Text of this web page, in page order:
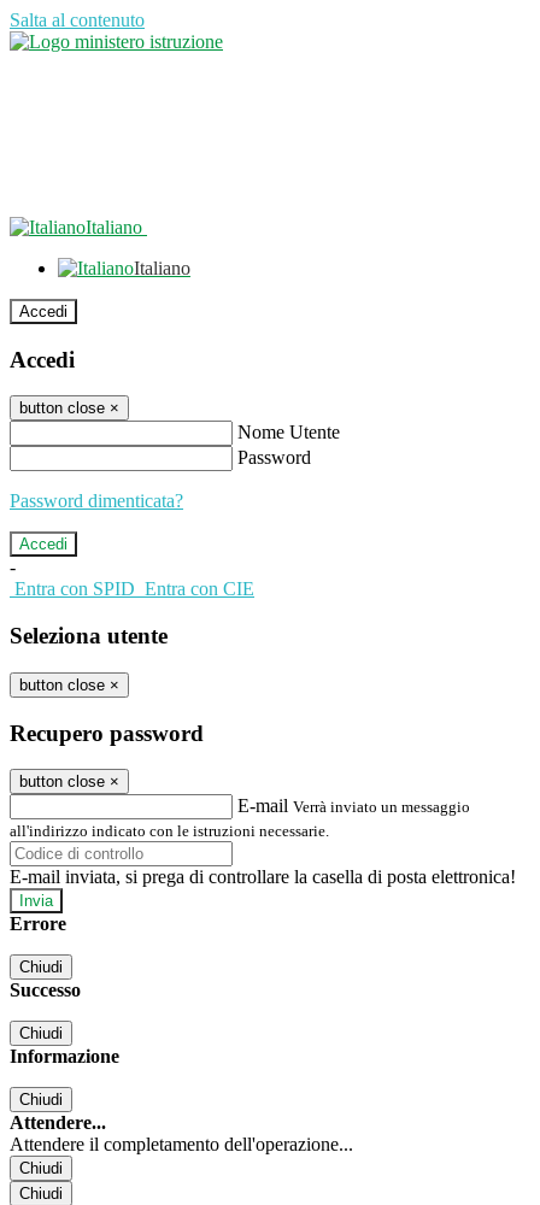
Salta al contenuto
Italiano
Italiano
Accedi
Accedi
button close ×
Nome Utente
Password
Password dimenticata?
-
Entra con SPID Entra con CIE
Seleziona utente
button close ×
Recupero password
button close ×
E-mail Verrà inviato un messaggio
all'indirizzo indicato con le istruzioni necessarie.
E-mail inviata, si prega di controllare la casella di posta elettronica!
Errore
Chiudi
Successo
Chiudi
Informazione
Chiudi
Attendere...
Attendere il completamento dell'operazione...
Chiudi
Chiudi